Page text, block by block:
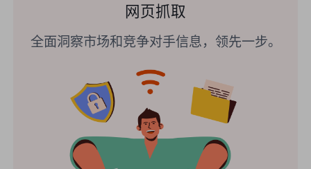
网页抓取
全面洞察市场和竞争对手信息，领先一步。